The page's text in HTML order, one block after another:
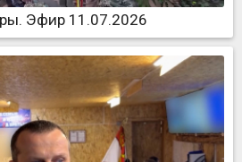
Эфир 11.07.2026